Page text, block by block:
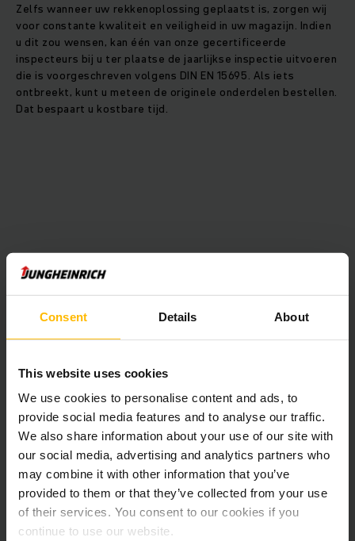
Consent Details About
This website uses cookies
We use cookies to personalise content and ads, to
provide social media features and to analyse our traffic.
We also share information about your use of our site with
our social media, advertising and analytics partners who
may combine it with other information that you’ve
provided to them or that they’ve collected from your use
of their services. You consent to our cookies if you
continue to use our website.
Zelfs wanneer uw rekkenoplossing geplaatst is, zorgen wij
voor constante kwaliteit en veiligheid in uw magazijn. Indien
u dit zou wensen, kan één van onze gecertificeerde
inspecteurs bij u ter plaatse de jaarlijkse inspectie uitvoeren
die is voorgeschreven volgens DIN EN 15695. Als iets
ontbreekt, kunt u meteen de originele onderdelen bestellen.
Dat bespaart u kostbare tijd.
Voor elke branche unieke oplossingen
De wereld van de intralogistiek wordt steeds complexer.
Branchespecifieke oplossingen zijn ons antwoord daarop. Bij
Jungheinrich vindt u niet alleen een ruim assortiment van
producten voor elke vereiste. U treft er ook
sectordeskundigen met heel wat knowhow die op maat
gemaakte concepten uit één hand ontwikkelen. Zo verhoogt